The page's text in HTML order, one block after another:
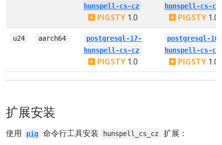
hunspell-cs-cz
PIGSTY1.0
hunspell-cs-cz
PIGSTY1.0
u24 aarch64
postgresql-17-
hunspell-cs-cz
PIGSTY1.0
postgresql-
hunspell-cs-cz
PIGSTY1.0
扩展安装
使用 pig 命令行工具安装 hunspell_cs_cz 扩展：